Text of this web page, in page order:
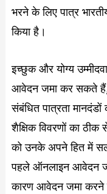
भरने के लिए पात्र
किया है।
इच्छुक और योग्य
आवेदन जमा कर सकते हैं,
संबंधित पात्रता
शैक्षिक विवरणों का ठीक
को उनके अपने हित में
पहले ऑनलाइन आवेदन
कारण आवेदन जमा करने